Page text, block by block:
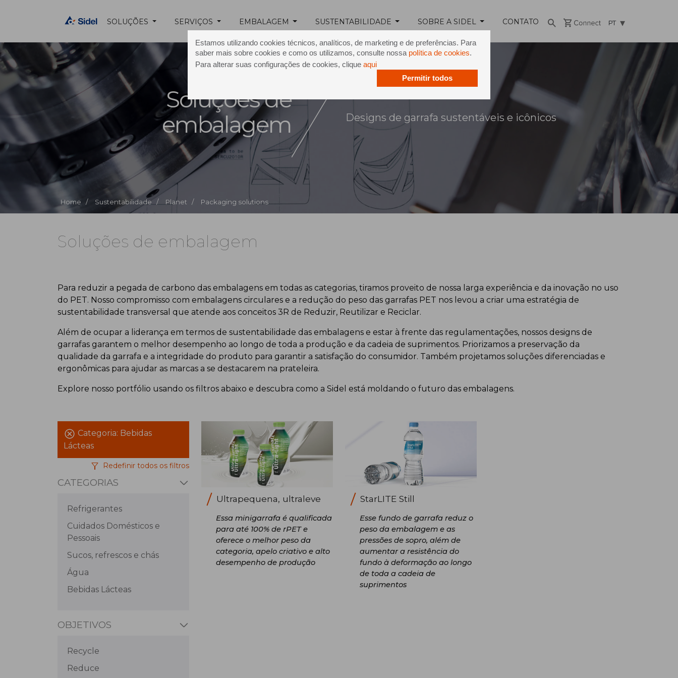
Estamos utilizando cookies técnicos, analíticos, de marketing e de preferências. Para
saber mais sobre cookies e como os utilizamos, consulte nossa política de cookies.
Para alterar suas configurações de cookies, clique aqui
Permitir todos
SOLUÇÕES SERVIÇOS EMBALAGEM SUSTENTABILIDADE SOBRE A SIDEL CONTATO PT
Home / Sustentabilidade / Planet / Packaging solutions
Soluções de
embalagem
Designs de garrafa sustentáveis e icônicos
Soluções de embalagem
Para reduzir a pegada de carbono das embalagens em todas as categorias, tiramos proveito de nossa larga experiência e da inovação no uso
do PET. Nosso compromisso com embalagens circulares e a redução do peso das garrafas PET nos levou a criar uma estratégia de
sustentabilidade transversal que atende aos conceitos 3R de Reduzir, Reutilizar e Reciclar.
Além de ocupar a liderança em termos de sustentabilidade das embalagens e estar à frente das regulamentações, nossos designs de
garrafas garantem o melhor desempenho ao longo de toda a produção e da cadeia de suprimentos. Priorizamos a preservação da
qualidade da garrafa e a integridade do produto para garantir a satisfação do consumidor. Também projetamos soluções diferenciadas e
ergonômicas para ajudar as marcas a se destacarem na prateleira.
Explore nosso portfólio usando os filtros abaixo e descubra como a Sidel está moldando o futuro das embalagens.
Categoria: Bebidas
Lácteas
Redefinir todos os filtros
CATEGORIAS
Refrigerantes
Cuidados Domésticos e
Pessoais
Sucos, refrescos e chás
Água
Bebidas Lácteas
OBJETIVOS
Recycle
Reduce
Ultrapequena, ultraleve
Essa minigarrafa é qualificada
para até 100% de rPET e
oferece o melhor peso da
categoria, apelo criativo e alto
desempenho de produção
StarLITE Still
Esse fundo de garrafa reduz o
peso da embalagem e as
pressões de sopro, além de
aumentar a resistência do
fundo à deformação ao longo
de toda a cadeia de
suprimentos